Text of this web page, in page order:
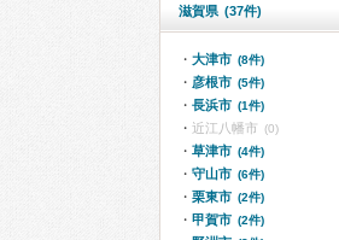
滋賀県 (37件)
大津市 (8件)
彦根市 (5件)
長浜市 (1件)
近江八幡市 (0)
草津市 (4件)
守山市 (6件)
栗東市 (2件)
甲賀市 (2件)